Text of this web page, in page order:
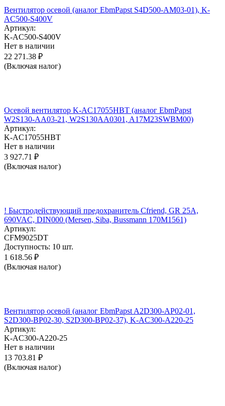
Вентилятор осевой (аналог EbmPapst S4D500-AM03-01), K-
AC500-S400V
Артикул:
K-AC500-S400V
Нет в наличии
22 271.38 ₽
(Включая налог)
Осевой вентилятор K-AC17055HBT (аналог EbmPapst
W2S130-AA03-21, W2S130AA0301, A17M23SWBM00)
Артикул:
K-AC17055HBT
Нет в наличии
3 927.71 ₽
(Включая налог)
! Быстродействующий предохранитель Cfriend, GR 25А,
690VAC, DIN000 (Mersen, Siba, Bussmann 170M1561)
Артикул:
CFM9025DT
Доступность: 10 шт.
1 618.56 ₽
(Включая налог)
Вентилятор осевой (аналог EbmPapst A2D300-AP02-01,
S2D300-BP02-30, S2D300-BP02-37), K-AC300-A220-25
Артикул:
K-AC300-A220-25
Нет в наличии
13 703.81 ₽
(Включая налог)